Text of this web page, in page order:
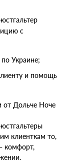
с
Украине;
и помощь
от Дольче Ноче
клиенткам то,
комфорт,